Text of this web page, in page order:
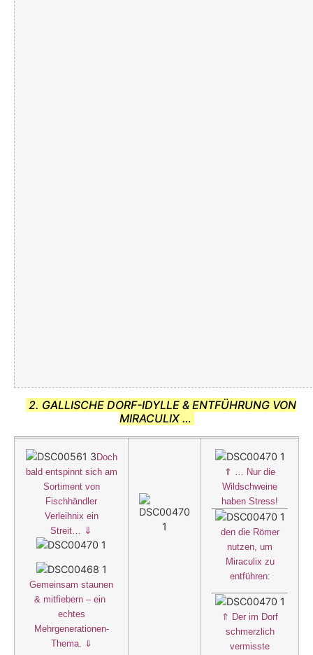
2. GALLISCHE DORF-IDYLLE & ENTFÜHRUNG VON
MIRACULIX …
Doch
bald entspinnt sich am
Sortiment von
Fischhändler
Verleihnix ein
Streit…
⇓
Gemeinsam staunen
& mitfiebern – ein
echtes
Mehrgenerationen-
Thema. ⇓
⇑
… Nur die
Wildschweine
haben Stress!
den die Römer
nutzen, um
Miraculix zu
entführen:
⇑ Der im Dorf
schmerzlich
vermisste